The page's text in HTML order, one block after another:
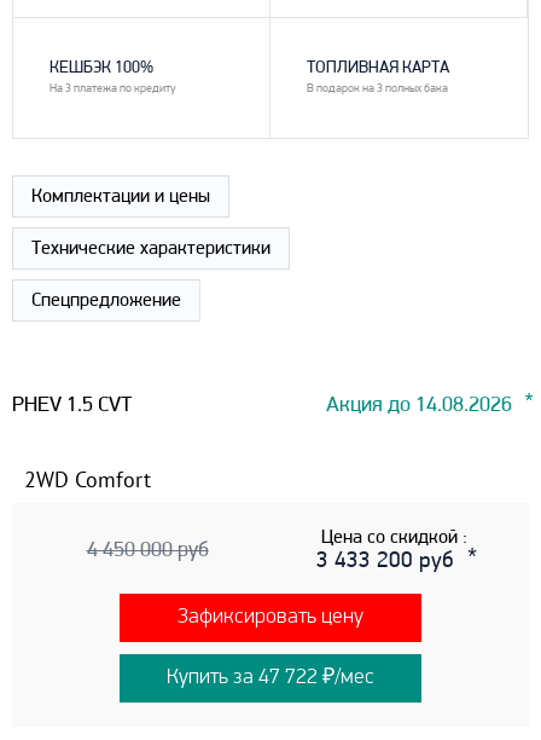
КЕШБЭК 100%
На 3 платежа по кредиту
ТОПЛИВНАЯ КАРТА
В подарок на 3 полных бака
Комплектации и цены
Технические характеристики
Спецпредложение
PHEV 1.5 CVT Акция до 14.08.2026
2WD Comfort
4 450 000 руб
Цена со скидкой :
3 433 200 руб
Зафиксировать цену
Купить за 47 722 ₽/мес